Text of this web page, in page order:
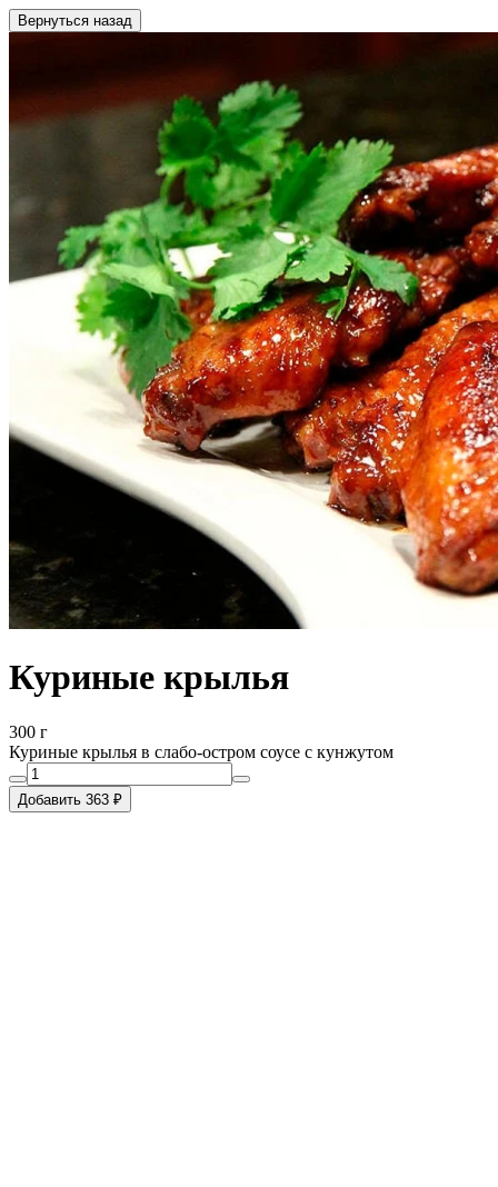
Вернуться назад
Куриные крылья
300 г
Куриные крылья в слабо-остром соусе с кунжутом
Добавить 363 ₽